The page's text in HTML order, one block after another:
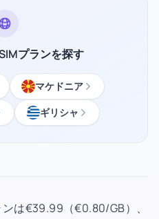
プランを探す
マケドニア
ギリシャ
は€39.99（€0.80/GB）、